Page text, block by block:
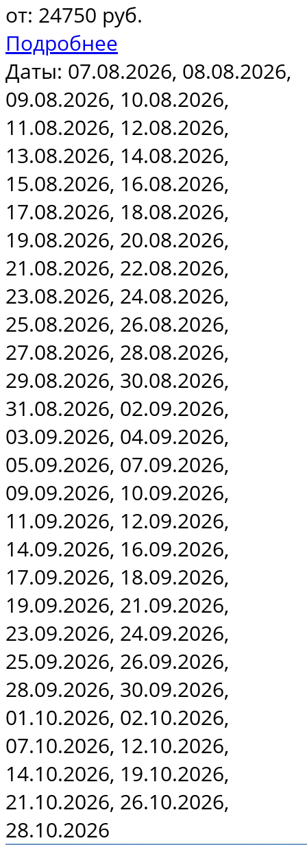
от: 24750 руб.
Подробнее
Даты: 07.08.2026, 08.08.2026,
09.08.2026, 10.08.2026,
11.08.2026, 12.08.2026,
13.08.2026, 14.08.2026,
15.08.2026, 16.08.2026,
17.08.2026, 18.08.2026,
19.08.2026, 20.08.2026,
21.08.2026, 22.08.2026,
23.08.2026, 24.08.2026,
25.08.2026, 26.08.2026,
27.08.2026, 28.08.2026,
29.08.2026, 30.08.2026,
31.08.2026, 02.09.2026,
03.09.2026, 04.09.2026,
05.09.2026, 07.09.2026,
09.09.2026, 10.09.2026,
11.09.2026, 12.09.2026,
14.09.2026, 16.09.2026,
17.09.2026, 18.09.2026,
19.09.2026, 21.09.2026,
23.09.2026, 24.09.2026,
25.09.2026, 26.09.2026,
28.09.2026, 30.09.2026,
01.10.2026, 02.10.2026,
07.10.2026, 12.10.2026,
14.10.2026, 19.10.2026,
21.10.2026, 26.10.2026,
28.10.2026